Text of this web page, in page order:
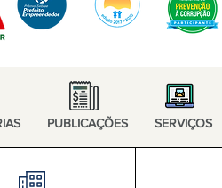
PUBLICAÇÕES SERVIÇOS